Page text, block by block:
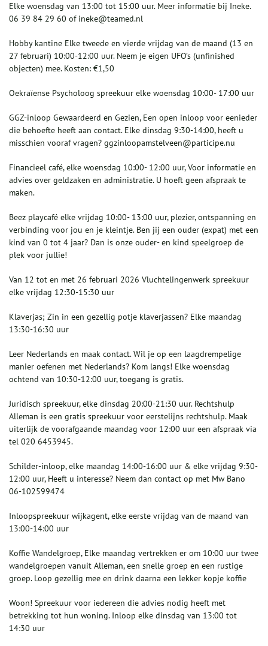
Elke woensdag van 13:00 tot 15:00 uur. Meer informatie bij Ineke.
06 39 84 29 60 of ineke@teamed.nl
Hobby kantine Elke tweede en vierde vrijdag van de maand (13 en
27 februari) 10:00-12:00 uur. Neem je eigen UFO’s (unfinished
objecten) mee. Kosten: €1,50
Oekraïense Psycholoog spreekuur elke woensdag 10:00- 17:00 uur
GGZ-inloop Gewaardeerd en Gezien, Een open inloop voor eenieder
die behoefte heeft aan contact. Elke dinsdag 9:30-14:00, heeft u
misschien vooraf vragen? ggzinloopamstelveen@participe.nu
Financieel café, elke woensdag 10:00- 12:00 uur, Voor informatie en
advies over geldzaken en administratie. U hoeft geen afspraak te
maken.
Beez playcafé elke vrijdag 10:00- 13:00 uur, plezier, ontspanning en
verbinding voor jou en je kleintje. Ben jij een ouder (expat) met een
kind van 0 tot 4 jaar? Dan is onze ouder- en kind speelgroep de
plek voor jullie!
Van 12 tot en met 26 februari 2026 Vluchtelingenwerk spreekuur
elke vrijdag 12:30-15:30 uur
Klaverjas; Zin in een gezellig potje klaverjassen? Elke maandag
13:30-16:30 uur
Leer Nederlands en maak contact. Wil je op een laagdrempelige
manier oefenen met Nederlands? Kom langs! Elke woensdag
ochtend van 10:30-12:00 uur, toegang is gratis.
Juridisch spreekuur, elke dinsdag 20:00-21:30 uur. Rechtshulp
Alleman is een gratis spreekuur voor eerstelijns rechtshulp. Maak
uiterlijk de voorafgaande maandag voor 12:00 uur een afspraak via
tel 020 6453945.
Schilder-inloop, elke maandag 14:00-16:00 uur & elke vrijdag 9:30-
12:00 uur, Heeft u interesse? Neem dan contact op met Mw Bano
06-102599474
Inloopspreekuur wijkagent, elke eerste vrijdag van de maand van
13:00-14:00 uur
Koffie Wandelgroep, Elke maandag vertrekken er om 10:00 uur twee
wandelgroepen vanuit Alleman, een snelle groep en een rustige
groep. Loop gezellig mee en drink daarna een lekker kopje koffie
Woon! Spreekuur voor iedereen die advies nodig heeft met
betrekking tot hun woning. Inloop elke dinsdag van 13:00 tot
14:30 uur